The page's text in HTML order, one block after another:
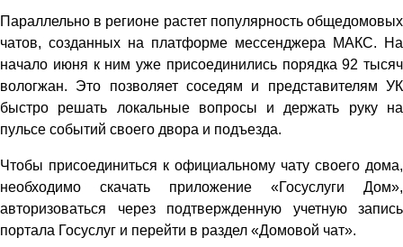
Параллельно в регионе растет популярность общедомовых
чатов, созданных на платформе мессенджера МАКС. На
начало июня к ним уже присоединились порядка 92 тысяч
вологжан. Это позволяет соседям и представителям УК
быстро решать локальные вопросы и держать руку на
пульсе событий своего двора и подъезда.
Чтобы присоединиться к официальному чату своего дома,
необходимо скачать приложение «Госуслуги Дом»,
авторизоваться через подтвержденную учетную запись
портала Госуслуг и перейти в раздел «Домовой чат».